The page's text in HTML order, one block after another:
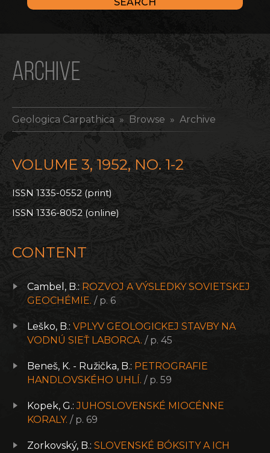
ARCHIVE
Geologica Carpathica » Browse » Archive
VOLUME 3, 1952, NO. 1-2
ISSN 1335-0552 (print)
ISSN 1336-8052 (online)
CONTENT
Cambel, B.: ROZVOJ A VÝSLEDKY SOVIETSKEJ
GEOCHÉMIE. / p. 6
Leško, B.: VPLYV GEOLOGICKEJ STAVBY NA
VODNÚ SIEŤ LABORCA. / p. 45
Beneš, K. - Ružička, B.: PETROGRAFIE
HANDLOVSKÉHO UHLÍ. / p. 59
Kopek, G.:JUHOSLOVENSKÉ MIOCÉNNE
KORALY. / p. 69
Zorkovský, B.: SLOVENSKÉ BÓKSITY A ICH